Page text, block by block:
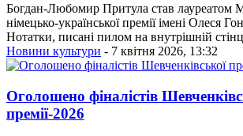
Богдан-Любомир Притула став лауреатом
німецько-української премії імені Олеся
Нотатки, писані пилом на внутрішній
Новини культури - 7 квітня 2026, 13:32
Оголошено фіналістів
премії-2026